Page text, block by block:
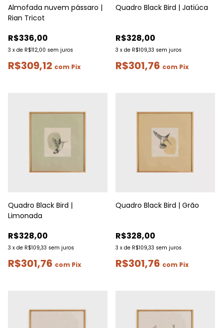
Almofada nuvem pássaro |
Rian Tricot
R$336,00
3 x de R$112,00 sem juros
R$309,12 com Pix
Quadro Black Bird | Jatiúca
R$328,00
3 x de R$109,33 sem juros
R$301,76 com Pix
Quadro Black Bird |
Limonada
R$328,00
3 x de R$109,33 sem juros
R$301,76 com Pix
Quadro Black Bird | Grão
R$328,00
3 x de R$109,33 sem juros
R$301,76 com Pix